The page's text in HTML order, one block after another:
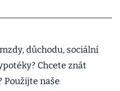
důchodu, sociální
Chcete znát
Použijte naše